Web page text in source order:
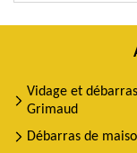
Vidage et
Grimaud
Débarras de